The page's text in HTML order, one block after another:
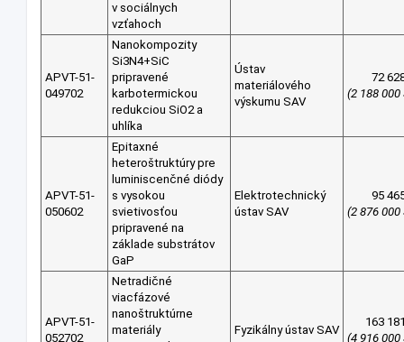
v sociálnych
vzťahoch
APVT-51-
049702
Nanokompozity
Si3N4+SiC
pripravené
karbotermickou
redukciou SiO2 a
uhlíka
Ústav
materiálového
výskumu SAV
72
(2 188 000
APVT-51-
050602
Epitaxné
heteroštruktúry pre
luminiscenčné diódy
s vysokou
svietivosťou
pripravené na
základe substrátov
GaP
Elektrotechnický
ústav SAV
95
(2 876 000
APVT-51-
052702
Netradičné
viacfázové
nanoštruktúrne
materiály
Fyzikálny ústav SAV
163
(4 916 000